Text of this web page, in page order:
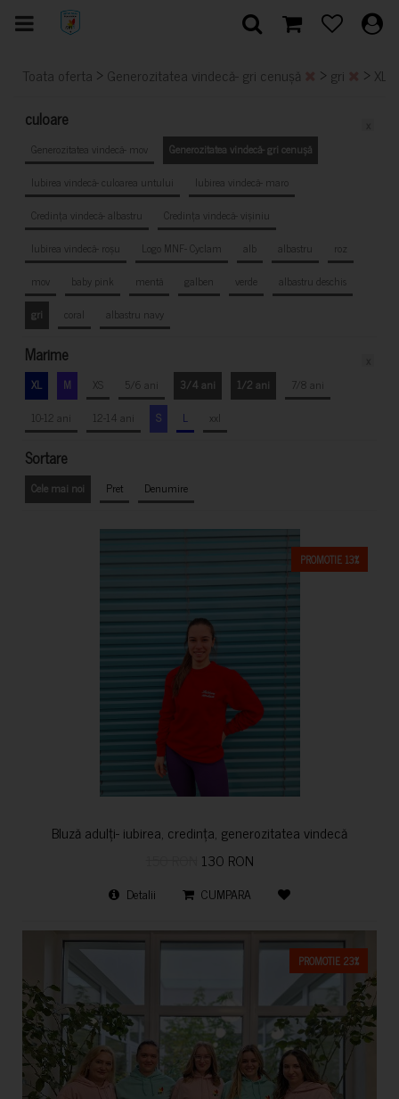
Toata oferta > Generozitatea vindecă- gri cenușă > gri > XL
culoare
Generozitatea vindecă- mov
Generozitatea vindecă- gri cenușă
Iubirea vindecă- culoarea untului
Iubirea vindecă- maro
Credința vindecă- albastru
Credința vindecă- vișiniu
Iubirea vindecă- roșu
Logo MNF- Cyclam alb albastru
roz
mov
baby pink mentă galben verde
albastru deschis
gri
coral albastru navy
Marime
XL M XS 5/6 ani 3/4 ani 1/2 ani
7/8 ani
10-12 ani
12-14 ani S L xxl
Sortare
Cele mai noi Pret Denumire
PROMOTIE 13%
Bluză adulți- iubirea, credința, generozitatea vindecă
130 RON
Detalii CUMPARA
PROMOTIE 23%